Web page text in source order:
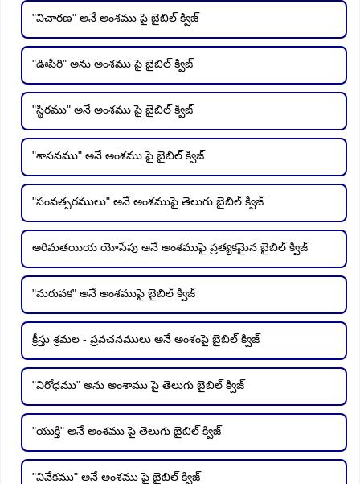
"విచారణ" అనే అంశము పై బైబిల్ క్విజ్
"ఊపిరి" అను అంశము పై బైబిల్ క్విజ్
"స్థిరము" అనే అంశము పై బైబిల్ క్విజ్
"శాసనము" అనే అంశము పై బైబిల్ క్విజ్
"సంవత్సరములు" అనే అంశముపై తెలుగు బైబిల్ క్విజ్
అరిమతయియ యోసేపు అనే అంశముపై ప్రత్యకమైన బైబిల్ క్విజ్
"మరువక" అనే అంశముపై బైబిల్ క్విజ్
క్రీస్తు శ్రమల - ప్రవచనములు అనే అంశంపై బైబిల్ క్విజ్
"విరోధము" అను అంశాము పై తెలుగు బైబిల్ క్విజ్
"యుక్తి" అనే అంశము పై తెలుగు బైబిల్ క్విజ్
"వివేకము" అనే అంశము పై బైబిల్ క్విజ్